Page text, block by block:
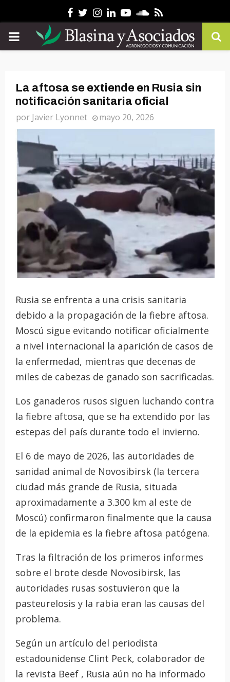
Facebook
Twitter
Instagram
Linkedin
YoutubeSoundcloud
Rss
PRIMARY
La aftosa se extiende en Rusia sin
notificación sanitaria oficial
por Javier Lyonnet mayo 20, 2026
Rusia se enfrenta a una crisis sanitaria
debido a la propagación de la fiebre aftosa.
Moscú sigue evitando notificar oficialmente
a nivel internacional la aparición de casos de
la enfermedad, mientras que decenas de
miles de cabezas de ganado son sacrificadas.
Los ganaderos rusos siguen luchando contra
la fiebre aftosa, que se ha extendido por las
estepas del país durante todo el invierno.
El 6 de mayo de 2026, las autoridades de
sanidad animal de Novosibirsk (la tercera
ciudad más grande de Rusia, situada
aproximadamente a 3.300 km al este de
Moscú) confirmaron finalmente que la causa
de la epidemia es la fiebre aftosa patógena.
Tras la filtración de los primeros informes
sobre el brote desde Novosibirsk, las
autoridades rusas sostuvieron que la
pasteurelosis y la rabia eran las causas del
problema.
Según un artículo del periodista
estadounidense Clint Peck, colaborador de
la revista Beef , Rusia aún no ha informado